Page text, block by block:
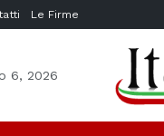
Le Firme
6, 2026